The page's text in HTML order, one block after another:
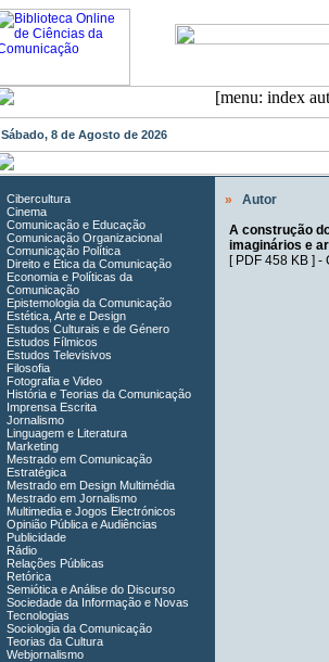
Sábado, 8 de Agosto de 2026
Cibercultura
Cinema
Comunicação e Educação
Comunicação Organizacional
Comunicação Política
Direito e Ética da Comunicação
Economia e Políticas da
Comunicação
Epistemologia da Comunicação
Estética, Arte e Design
Estudos Culturais e de Género
Estudos Fílmicos
Estudos Televisivos
Filosofia
Fotografia e Video
História e Teorias da Comunicação
Imprensa Escrita
Jornalismo
Linguagem e Literatura
Marketing
Mestrado em Comunicação
Estratégica
Mestrado em Design Multimédia
Mestrado em Jornalismo
Multimedia e Jogos Electrónicos
Opinião Pública e Audiências
Publicidade
Rádio
Relações Públicas
Retórica
Semiótica e Análise do Discurso
Sociedade da Informação e Novas
Tecnologias
Sociologia da Comunicação
Teorias da Cultura
Webjornalismo
»
Autor
A construção
imaginários e
[ PDF 458 KB] -